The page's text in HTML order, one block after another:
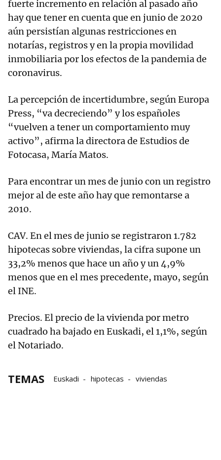
fuerte incremento en relación al pasado año
hay que tener en cuenta que en junio de 2020
aún persistían algunas restricciones en
notarías, registros y en la propia movilidad
inmobiliaria por los efectos de la pandemia de
coronavirus.
La percepción de incertidumbre, según Europa
Press, “va decreciendo” y los españoles
“vuelven a tener un comportamiento muy
activo”, afirma la directora de Estudios de
Fotocasa, María Matos.
Para encontrar un mes de junio con un registro
mejor al de este año hay que remontarse a
2010.
CAV. En el mes de junio se registraron 1.782
hipotecas sobre viviendas, la cifra supone un
33,2% menos que hace un año y un 4,9%
menos que en el mes precedente, mayo, según
el INE.
Precios. El precio de la vivienda por metro
cuadrado ha bajado en Euskadi, el 1,1%, según
el Notariado.
TEMAS Euskadi hipotecas viviendas